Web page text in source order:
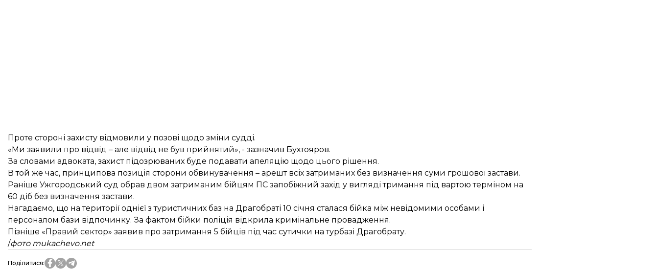
Проте стороні захисту відмовили у позові щодо зміни судді.
«Ми заявили про відвід – але відвід не був прийнятий», - зазначив Бухтояров.
За словами адвоката, захист підозрюваних буде подавати апеляцію щодо цього рішення.
В той же час, принципова позиція сторони обвинувачення – арешт всіх затриманих без визначення суми грошової застави.
Раніше Ужгородський суд обрав двом затриманим бійцям ПС запобіжний захід у вигляді тримання під вартою терміном на
60 діб без визначення застави.
Нагадаємо, що на території однієї з туристичних баз на Драгобраті 10 січня сталася бійка між невідомими особами і
персоналом бази відпочинку. За фактом бійки поліція відкрила кримінальне провадження.
Пізніше «Правий сектор» заявив про затримання 5 бійців під час сутички на турбазі Драгобрату.
/фото mukachevo.net
Поділитися: